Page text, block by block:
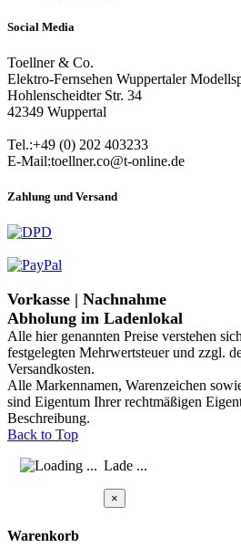
Social Media
Toellner & Co.
Elektro-Fernsehen Wuppertaler
Hohlenscheidter Str. 34
42349 Wuppertal
Tel.:+49 (0) 202 403233
E-Mail:toellner.co@t-online.de
Zahlung und Versand
Vorkasse | Nachnahme
Abholung im Ladenlokal
Alle hier genannten Preise verstehen
festgelegten Mehrwertsteuer und zzgl.
Versandkosten.
Alle Markennamen, Warenzeichen
sind Eigentum Ihrer rechtmäßigen
Beschreibung.
Back to Top
Lade ...
×
Warenkorb